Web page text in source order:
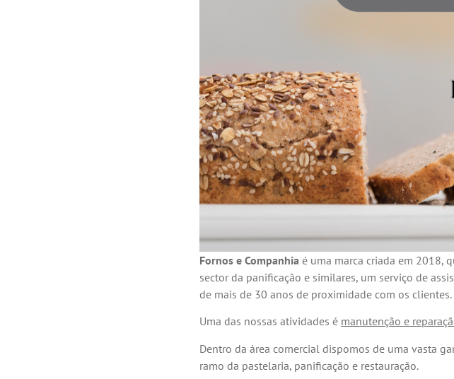
Fornos e Companhia é uma marca criada em 2018,
sector da panificação e similares, um serviço de
de mais de 30 anos de proximidade com os clientes.
Uma das nossas atividades é manutenção e
Dentro da área comercial dispomos de uma vasta
ramo da pastelaria, panificação e restauração.